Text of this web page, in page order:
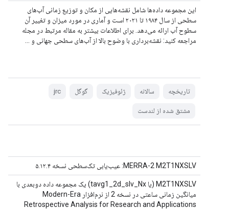
این مجموعه داده‌ها شامل نقشه‌هایی از مکان و توزیع زمانی آب‌های
سطحی از سال ۱۹۸۴ تا ۲۰۲۱ است و آماری در مورد میزان و تغییر آن
سطوح آب ارائه می‌دهد. برای اطلاعات بیشتر به مقاله مرتبط در مجله
مراجعه کنید: نقشه‌برداری با وضوح بالا از آب‌های سطحی جهانی و ...
تاریخچه سالانه ژئوفیزیک گوگل jrc
مشتق شده از لندست
MERRA-2 M2T1NXSLV: عیب‌یابی تک‌سطحی نسخه ۵.۱۲.۴
M2T1NXSLV (یا tavg1_2d_slv_Nx) یک مجموعه داده دوبعدی با
میانگین زمانی ساعتی در نسخه 2 از نرم‌افزار Modern-Era
Retrospective Analysis for Research and Applications